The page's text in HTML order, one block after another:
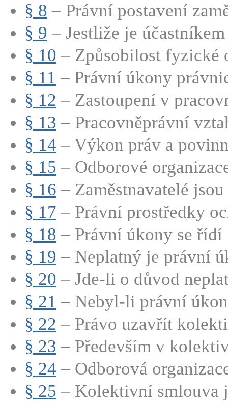
§ 8 – Právní postavení
§ 9 – Jestliže je
§ 10 – Způsobilost fyzické
§ 11 – Právní úkony
§ 12 – Zastoupení v
§ 13 – Pracovněprávní
§ 14 – Výkon práv a
§ 15 – Odborové
§ 16 – Zaměstnavatelé
§ 17 – Právní prostředky
§ 18 – Právní úkony se řídí
§ 19 – Neplatný je právní
§ 20 – Jde-li o důvod
§ 21 – Nebyl-li právní
§ 22 – Právo uzavřít
§ 23 – Především v
§ 24 – Odborová
§ 25 – Kolektivní smlouva